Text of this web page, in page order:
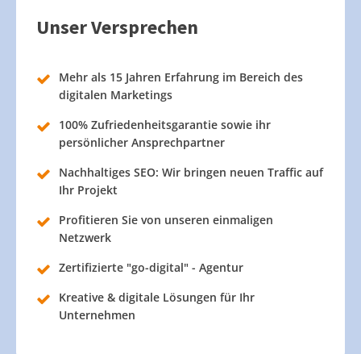
Unser Versprechen
Mehr als 15 Jahren Erfahrung im Bereich des
digitalen Marketings
100% Zufriedenheitsgarantie sowie ihr
persönlicher Ansprechpartner
Nachhaltiges SEO: Wir bringen neuen Traffic auf
Ihr Projekt
Profitieren Sie von unseren einmaligen
Netzwerk
Zertifizierte "go-digital" - Agentur
Kreative & digitale Lösungen für Ihr
Unternehmen